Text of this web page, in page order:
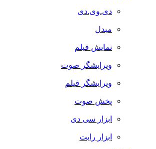
دی.وی.دی
مبدل
نمایش فیلم
ویرایشگر صوت
ویرایشگر فیلم
پخش صوت
ابزار سی دی
ابزار رایت